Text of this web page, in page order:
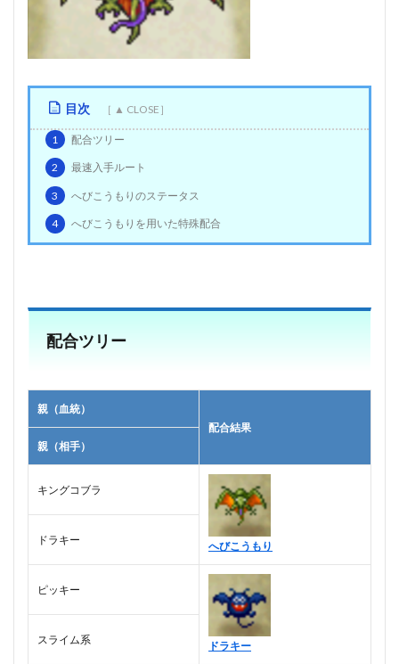
目次
1 配合ツリー
2 最速入手ルート
3 へびこうもりのステータス
4 へびこうもりを用いた特殊配合
配合ツリー
親（血統）
配合結果
親（相手）
キングコブラ
へびこうもり
ドラキー
ピッキー
ドラキー
スライム系